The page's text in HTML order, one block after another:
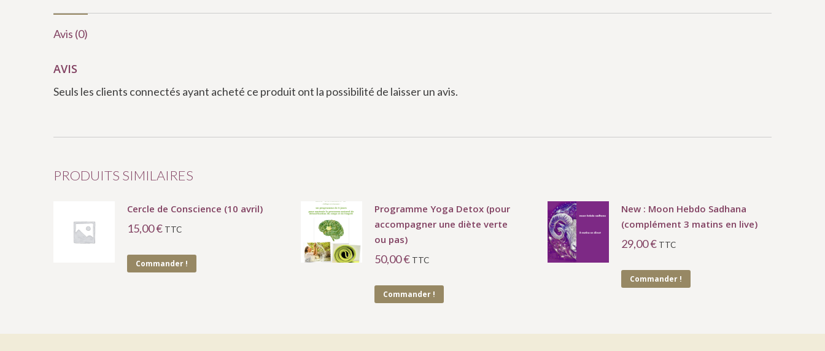
Avis (0)
AVIS
Seuls les clients connectés ayant acheté ce produit ont la possibilité de laisser un avis.
PRODUITS SIMILAIRES
Cercle de Conscience (10 avril)
15,00€ TTC
Commander !
Programme Yoga Detox (pour
accompagner une diète verte
ou pas)
50,00€ TTC
Commander !
New : Moon Hebdo Sadhana
(complément 3 matins en live)
29,00€ TTC
Commander !